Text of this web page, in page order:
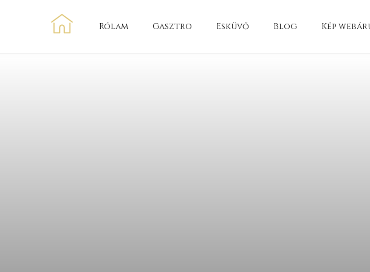
Rólam Gasztro Esküvő Blog Kép